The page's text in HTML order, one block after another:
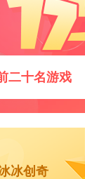
二十名游戏
冰创奇